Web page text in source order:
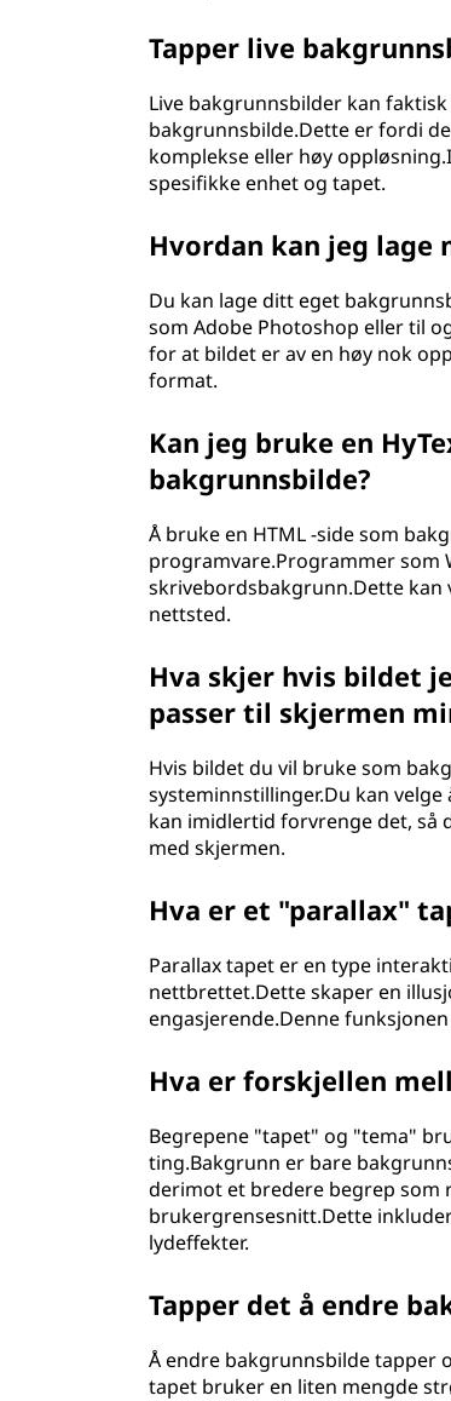
Tapper live
Live bakgrunnsbilder kan
bakgrunnsbilde.Dette er fordi
komplekse eller høy
spesifikke enhet og tapet.
Hvordan kan jeg
Du kan lage ditt eget
som Adobe Photoshop eller til
for at bildet er av en høy nok
format.
Kan jeg bruke en
bakgrunnsbilde?
Å bruke en HTML -side som
programvare.Programmer som
skrivebordsbakgrunn.Dette
nettsted.
Hva skjer hvis bildet
passer til skjermen
Hvis bildet du vil bruke som
systeminnstillinger.Du kan
kan imidlertid forvrenge det, så
med skjermen.
Hva er et "parallax"
Parallax tapet er en type
nettbrettet.Dette skaper en
engasjerende.Denne
Hva er forskjellen
Begrepene "tapet" og "tema"
ting.Bakgrunn er bare
derimot et bredere begrep som
brukergrensesnitt.Dette
lydeffekter.
Tapper det å endre
Å endre bakgrunnsbilde tapper
tapet bruker en liten mengde